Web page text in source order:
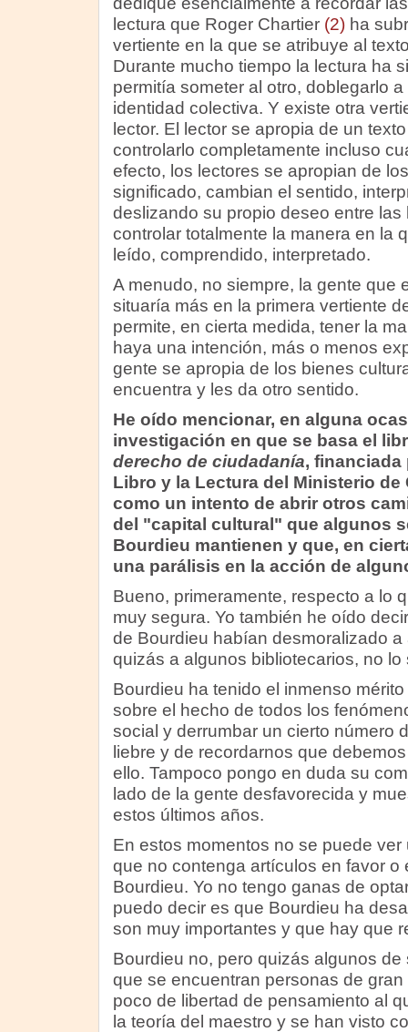
lectura que Roger Chartier (2)ha
vertiente en la que se atribuye al
Durante mucho tiempo la lectura ha
permitía someter al otro, doblegarlo
identidad colectiva. Y existe otra
lector. El lector se apropia de un
controlarlo completamente incluso
efecto, los lectores se apropian de
significado, cambian el sentido,
deslizando su propio deseo entre
controlar totalmente la manera en la
leído, comprendido, interpretado.
A menudo, no siempre, la gente que
situaría más en la primera vertiente
permite, en cierta medida, tener la
haya una intención, más o menos
gente se apropia de los bienes
encuentra y les da otro sentido.
He oído mencionar, en alguna
investigación en que se basa el
derecho de ciudadanía, financiada
Libro y la Lectura del Ministerio
como un intento de abrir otros
del "capital cultural" que algunos
Bourdieu mantienen y que, en
una parálisis en la acción de
Bueno, primeramente, respecto a lo
muy segura. Yo también he oído
de Bourdieu habían desmoralizado
quizás a algunos bibliotecarios, no lo
Bourdieu ha tenido el inmenso
sobre el hecho de todos los
social y derrumbar un cierto número
liebre y de recordarnos que
ello. Tampoco pongo en duda su
lado de la gente desfavorecida y
estos últimos años.
En estos momentos no se puede
que no contenga artículos en favor o
Bourdieu. Yo no tengo ganas de
puedo decir es que Bourdieu ha
son muy importantes y que hay que
Bourdieu no, pero quizás algunos
que se encuentran personas de
poco de libertad de pensamiento al
la teoría del maestro y se han visto